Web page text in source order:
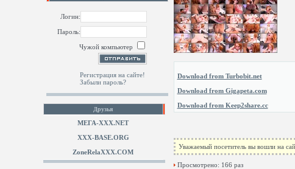
Логин:
Пароль:
Чужой компьютер
Регистрация на сайте!
Забыли пароль?
Друзья
МЕГА-ХХХ.NET
XXX-BASE.ORG
ZoneRelaXXX.COM
Download from Turbobit.net
Download from Gigapeta.com
Download from Keep2share.cc
Уважаемый посетитель вы вошли на
Просмотрено: 166 раз